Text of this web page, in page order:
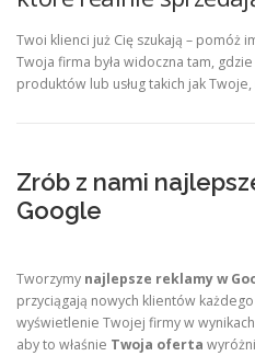
Twoi klienci już Cię szukają – pomóż
Twoja firma była widoczna tam,
produktów lub usług takich jak
Zrób z nami
Google
Tworzymy najlepsze reklamy w
przyciągają nowych klientów
wyświetlenie Twojej firmy w
aby to właśnie Twoja oferta